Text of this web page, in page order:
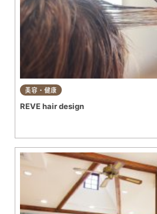
美容・健康
REVE hair design